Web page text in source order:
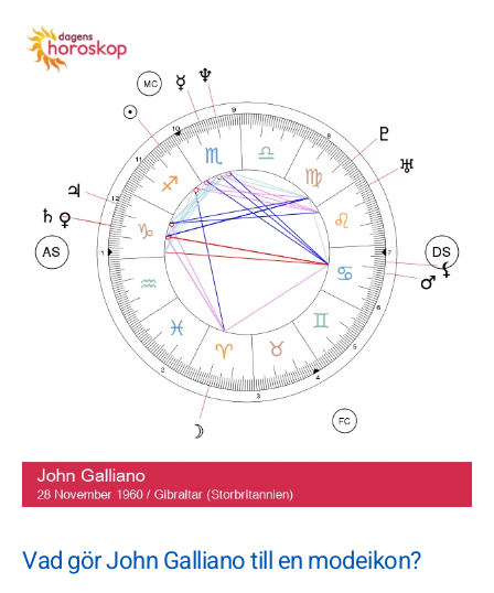
Vad gör John Galliano till en modeikon?